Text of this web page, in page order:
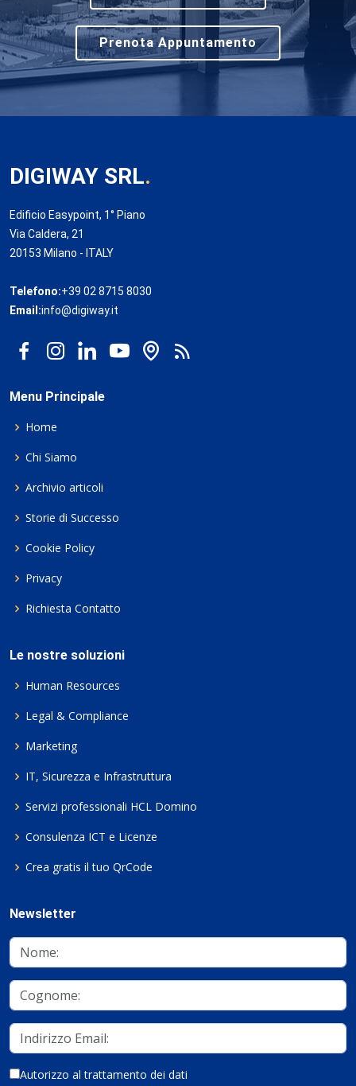
Prenota Appuntamento
DIGIWAY SRL.
Edificio Easypoint, 1° Piano
Via Caldera, 21
20153 Milano - ITALY
Telefono:+39 02 8715 8030
Email:info@digiway.it
Menu Principale
Home
Chi Siamo
Archivio articoli
Storie di Successo
Cookie Policy
Privacy
Richiesta Contatto
Le nostre soluzioni
Human Resources
Legal & Compliance
Marketing
IT, Sicurezza e Infrastruttura
Servizi professionali HCL Domino
Consulenza ICT e Licenze
Crea gratis il tuo QrCode
Newsletter
Autorizzo al trattamento dei dati